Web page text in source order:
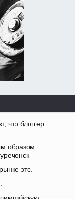
что блоггер
образом
это.